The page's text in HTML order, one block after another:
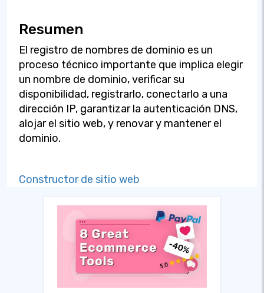
Resumen
El registro de nombres de dominio es un
proceso técnico importante que implica elegir
un nombre de dominio, verificar su
disponibilidad, registrarlo, conectarlo a una
dirección IP, garantizar la autenticación DNS,
alojar el sitio web, y renovar y mantener el
dominio.
Constructor de sitio web